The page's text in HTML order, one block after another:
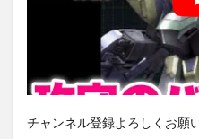
チャンネル登録よろしくお願